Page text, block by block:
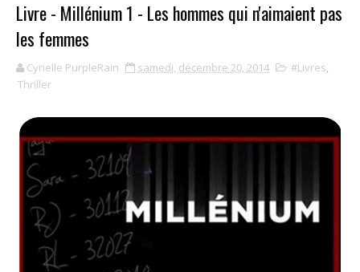
Livre - Millénium 1 - Les hommes qui n'aimaient pas
les femmes
Cyrielle PurpleRain samedi, décembre 20, 2014 #Livres,
Thriller